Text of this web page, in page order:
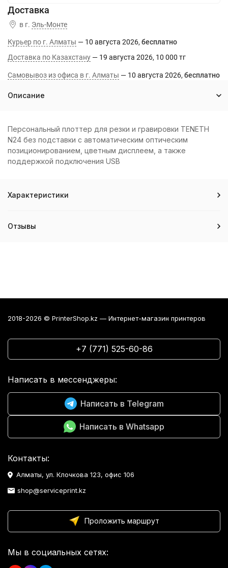
в г. Эль-Монте
Курьер по г. Алматы 10 августа 2026
Бесплатно
Доставка по Казахстану
19 августа 2026 10 000 тг
Самовывоз из офиса в г. Алматы 10 августа 2026 Бесплатно
Описание
Персональный плоттер для резки и гравировки TENETH
N24 без подставки с автоматическим оптическим
позиционированием, цветным дисплеем, а также
поддержкой подключения USB
Характеристики
Отзывы
2018-2026 © PrinterShop.kz — Интернет-магазин принтеров
+7 (771) 525-60-86
Написать в мессенджеры:
Написать в Telegram
Написать в Whatsapp
Контакты:
Алматы, ул. Клочкова 123, офис 106
shop@serviceprint.kz
Проложить маршрут
Мы в социальных сетях: